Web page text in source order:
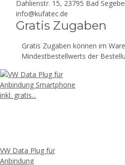
Dahlienstr. 15, 23795 Bad
info@kufatec.de
Gratis Zugaben
Gratis Zugaben können im
Mindestbestellwerts der
VW Data Plug für
Anbindung